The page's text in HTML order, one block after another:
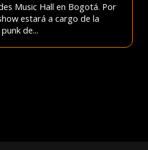
Music Hall en Bogotá. Por
estará a cargo de la
de...